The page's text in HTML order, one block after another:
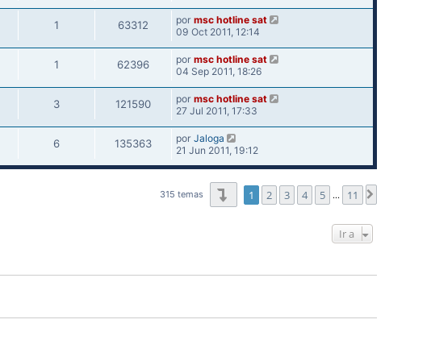
1 63312 por msc hotline sat
09 Oct 2011, 12:14
1 62396 por msc hotline sat
04 Sep 2011, 18:26
3 121590 por msc hotline sat
27 Jul 2011, 17:33
6 135363 por Jaloga
21 Jun 2011, 19:12
315 temas Página1 de
1 2 3 4 5 … 11
Ir a